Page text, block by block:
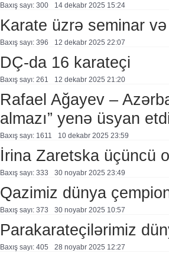
Baxış sayı: 300 14 dekabr 2025 15:24
Karate üzrə seminar
Baxış sayı: 396 12 dekabr 2025 22:07
DÇ-da 16 karateçi
Baxış sayı: 261 12 dekabr 2025 21:20
Rafael Ağayev –
almazı” yenə üsyan
Baxış sayı: 1611 10 dekabr 2025 23:59
İrina Zaretska üçüncü
Baxış sayı: 333 30 noyabr 2025 23:49
Qazimiz dünya
Baxış sayı: 373 30 noyabr 2025 10:57
Parakarateçilərimiz
Baxış sayı: 405 28 noyabr 2025 12:27